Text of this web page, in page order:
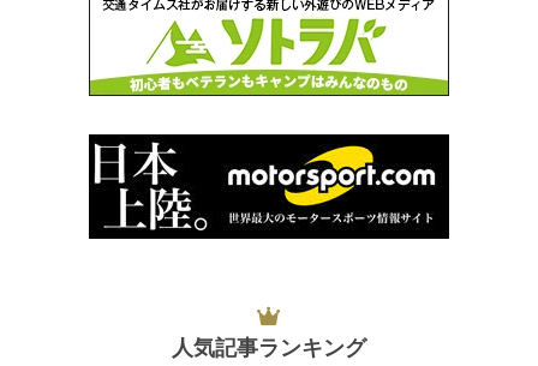
人気記事ランキング